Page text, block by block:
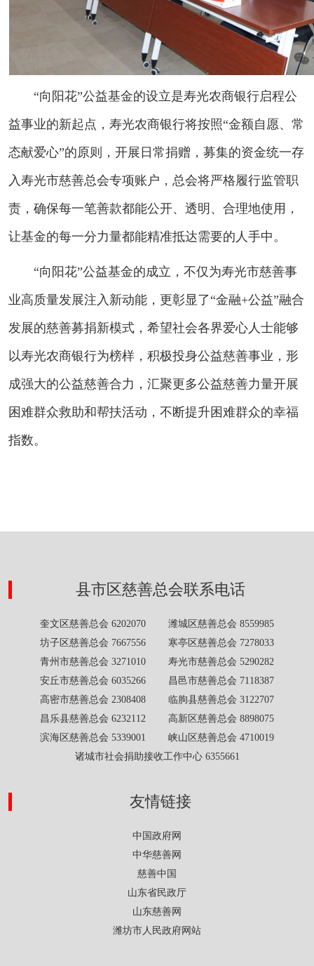
“向阳花”公益基金的设立是寿光农商银行启程公
益事业的新起点，寿光农商银行将按照“金额自愿、常
态献爱心”的原则，开展日常捐赠，募集的资金统一存
入寿光市慈善总会专项账户，总会将严格履行监管职
责，确保每一笔善款都能公开、透明、合理地使用，
让基金的每一分力量都能精准抵达需要的人手中。
“向阳花”公益基金的成立，不仅为寿光市慈善事
业高质量发展注入新动能，更彰显了“金融+公益”融合
发展的慈善募捐新模式，希望社会各界爱心人士能够
以寿光农商银行为榜样，积极投身公益慈善事业，形
成强大的公益慈善合力，汇聚更多公益慈善力量开展
困难群众救助和帮扶活动，不断提升困难群众的幸福
指数。
县市区慈善总会联系电话
奎文区慈善总会 6202070 潍城区慈善总会 8559985
坊子区慈善总会 7667556 寒亭区慈善总会 7278033
青州市慈善总会 3271010 寿光市慈善总会 5290282
安丘市慈善总会 6035266 昌邑市慈善总会 7118387
高密市慈善总会 2308408 临朐县慈善总会 3122707
昌乐县慈善总会 6232112 高新区慈善总会 8898075
滨海区慈善总会 5339001 峡山区慈善总会 4710019
诸城市社会捐助接收工作中心 6355661
友情链接
中国政府网
中华慈善网
慈善中国
山东省民政厅
山东慈善网
潍坊市人民政府网站